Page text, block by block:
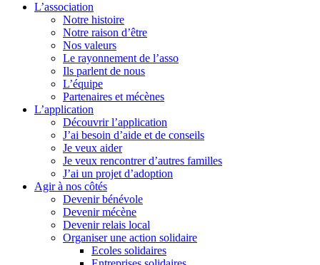
L’association
Notre histoire
Notre raison d’être
Nos valeurs
Le rayonnement de l’asso
Ils parlent de nous
L’équipe
Partenaires et mécènes
L’application
Découvrir l’application
J’ai besoin d’aide et de conseils
Je veux aider
Je veux rencontrer d’autres familles
J’ai un projet d’adoption
Agir à nos côtés
Devenir bénévole
Devenir mécène
Devenir relais local
Organiser une action solidaire
Ecoles solidaires